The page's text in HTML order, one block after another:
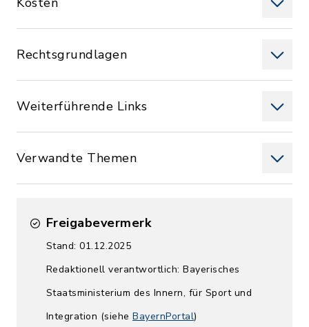
Rechtsgrundlagen
Weiterführende Links
Verwandte Themen
Freigabevermerk
Stand: 01.12.2025
Redaktionell verantwortlich: Bayerisches
Staatsministerium des Innern, für Sport und
Integration (siehe BayernPortal)